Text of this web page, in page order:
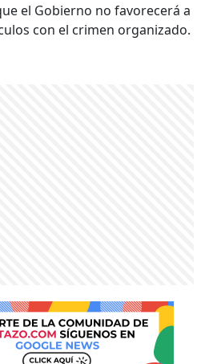
el Gobierno no favorecerá a
con el crimen organizado.